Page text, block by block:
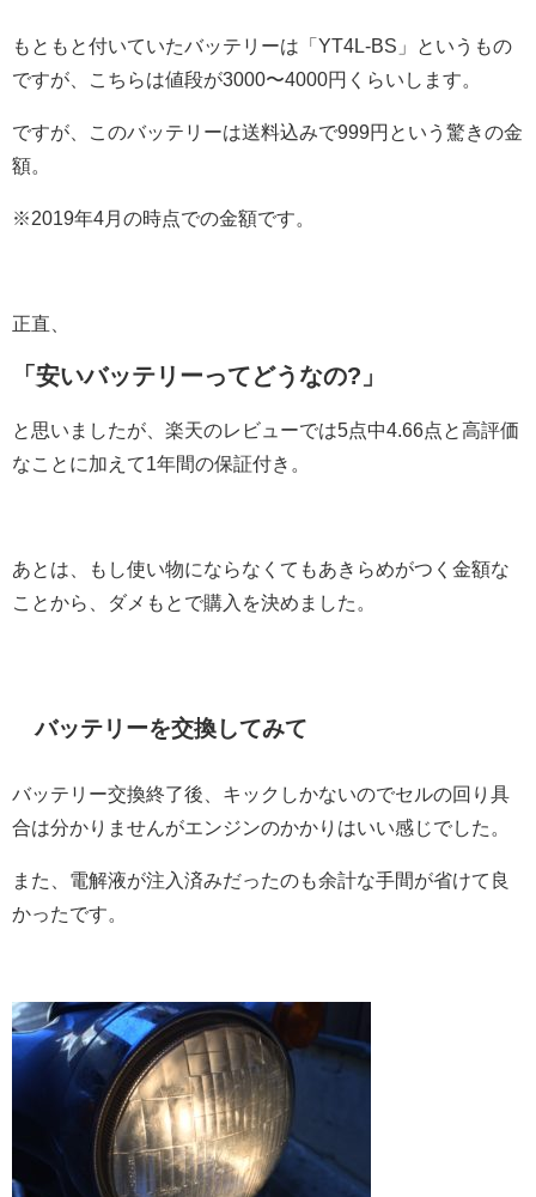
もともと付いていたバッテリーは「YT4L-BS」というもの
ですが、こちらは値段が3000〜4000円くらいします。
ですが、このバッテリーは送料込みで999円という驚きの金
額。
※2019年4月の時点での金額です。
正直、
「安いバッテリーってどうなの?」
と思いましたが、楽天のレビューでは5点中4.66点と高評価
なことに加えて1年間の保証付き。
あとは、もし使い物にならなくてもあきらめがつく金額な
ことから、ダメもとで購入を決めました。
バッテリーを交換してみて
バッテリー交換終了後、キックしかないのでセルの回り具
合は分かりませんがエンジンのかかりはいい感じでした。
また、電解液が注入済みだったのも余計な手間が省けて良
かったです。